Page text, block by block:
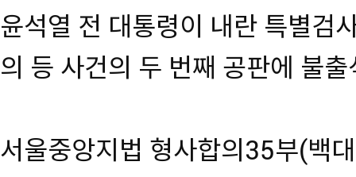
윤석열 전 대통령이 내란 특별검
의 등 사건의 두 번째 공판에 불
서울중앙지법 형사합의35부(백